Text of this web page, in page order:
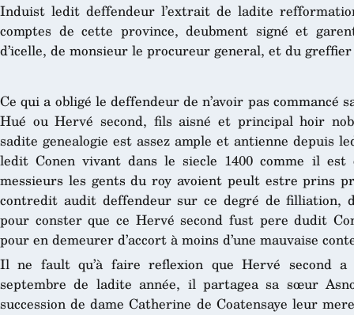
Induist ledit deffendeur l’extrait de ladite
comptes de cette province, deubment signé et
d’icelle, de monsieur le procureur general, et du
Ce qui a obligé le deffendeur de n’avoir pas commancé
Hué ou Hervé second, fils aisné et principal hoir
sadite genealogie est assez ample et antienne depuis
ledit Conen vivant dans le siecle 1400 comme il
messieurs les gents du roy avoient peult estre prins
contredit audit deffendeur sur ce degré de filliation,
pour conster que ce Hervé second fust pere dudit
pour en demeurer d’accort à moins d’une mauvaise
Il ne fault qu’à faire reflexion que Hervé second a
septembre de ladite année, il partagea sa sœur
succession de dame Catherine de Coatensaye leur